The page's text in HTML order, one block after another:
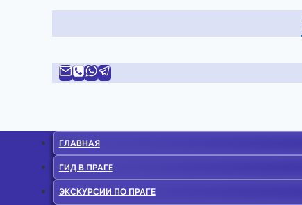
ГЛАВНАЯ
ГИД В ПРАГЕ
ЭКСКУРСИИ ПО ПРАГЕ